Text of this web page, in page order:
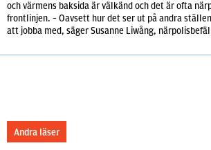
och värmens baksida är välkänd och det är ofta
frontlinjen. – Oavsett hur det ser ut på andra
att jobba med, säger Susanne Liwång,
Andra läser